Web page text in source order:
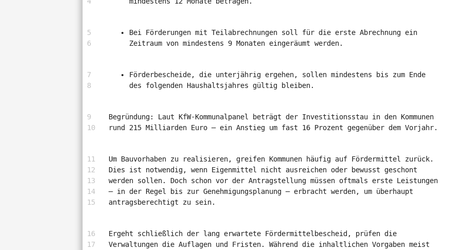
Bei Förderungen mit Teilabrechnungen soll für die erste Abrechnung ein
Zeitraum von mindestens 9 Monaten eingeräumt werden.
Förderbescheide, die unterjährig ergehen, sollen mindestens bis zum Ende
des folgenden Haushaltsjahres gültig bleiben.
Begründung: Laut KfW-Kommunalpanel beträgt der Investitionsstau in den Kommunen
rund 215 Milliarden Euro – ein Anstieg um fast 16 Prozent gegenüber dem Vorjahr.
Um Bauvorhaben zu realisieren, greifen Kommunen häufig auf Fördermittel zurück.
Dies ist notwendig, wenn Eigenmittel nicht ausreichen oder bewusst geschont
werden sollen. Doch schon vor der Antragstellung müssen oftmals erste Leistungen
– in der Regel bis zur Genehmigungsplanung – erbracht werden, um überhaupt
antragsberechtigt zu sein.
Ergeht schließlich der lang erwartete Fördermittelbescheid, prüfen die
Verwaltungen die Auflagen und Fristen. Während die inhaltlichen Vorgaben meist